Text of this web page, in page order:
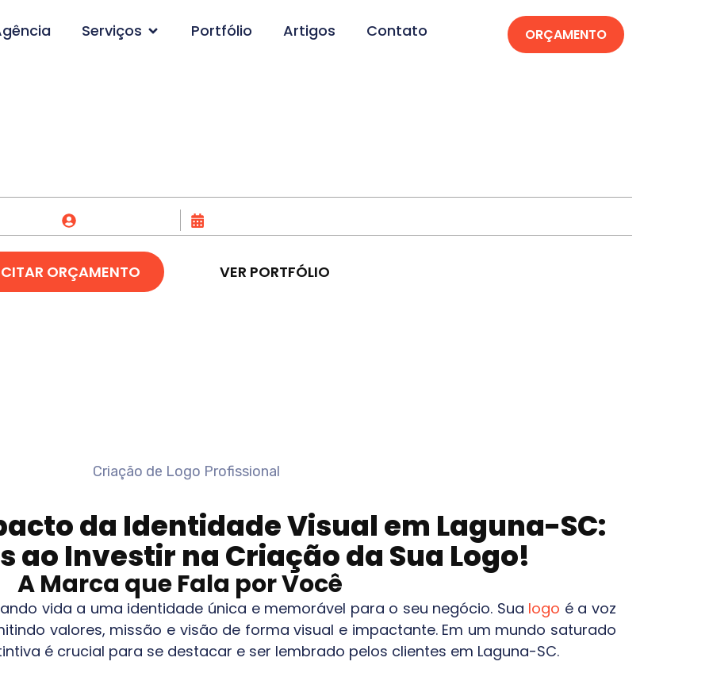
Serviços Portfólio Artigos Contato ORÇAMENTO
ORÇAMENTO VER PORTFÓLIO
da Identidade Visual em Laguna-SC:
ao Investir na Criação da Sua Logo!
A Marca que Fala por Você
vida a uma identidade única e memorável para o seu negócio. Sua logo é a voz
valores, missão e visão de forma visual e impactante. Em um mundo saturado
é crucial para se destacar e ser lembrado pelos clientes em Laguna-SC.